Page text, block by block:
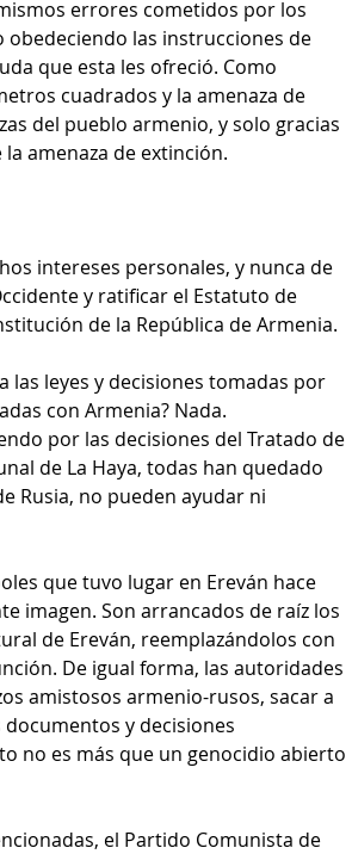
errores cometidos por los
obedeciendo las instrucciones de
que esta les ofreció. Como
cuadrados y la amenaza de
del pueblo armenio, y solo gracias
amenaza de extinción.
intereses personales, y nunca de
y ratificar el Estatuto de
de la República de Armenia.
las leyes y decisiones tomadas por
con Armenia? Nada.
por las decisiones del Tratado de
de La Haya, todas han quedado
Rusia, no pueden ayudar ni
que tuvo lugar en Ereván hace
imagen. Son arrancados de raíz los
de Ereván, reemplazándolos con
De igual forma, las autoridades
amistosos armenio-rusos, sacar a
y decisiones
no es más que un genocidio abierto
el Partido Comunista de